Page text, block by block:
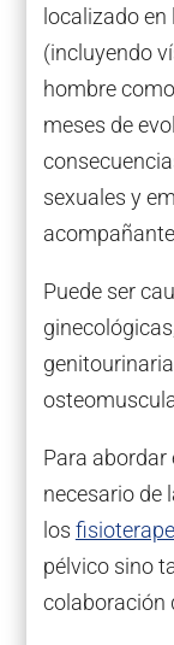
localizado
(incluyendo
hombre
meses de
sexuales y
Puede ser
Para
necesario de
los
pélvico sino
colaboración